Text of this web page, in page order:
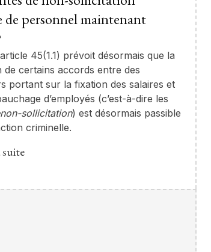
personnel maintenant
45(1.1) prévoit désormais que la
de certains accords entre des
portant sur la fixation des salaires et
d’employés (c’est-à-dire les
sollicitation) est désormais passible
criminelle.